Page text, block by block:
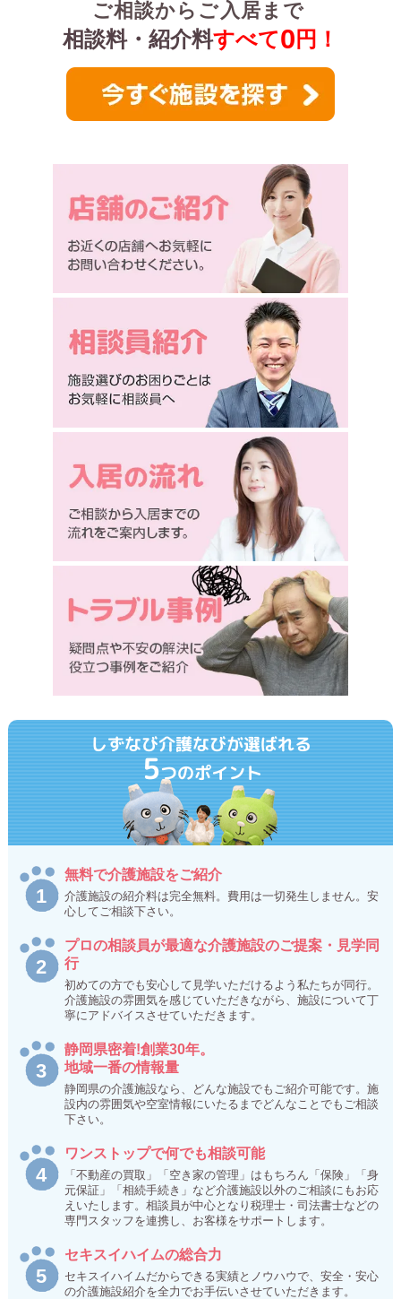
ご相談からご入居まで
相談料・紹介料すべて0 円！
しずなび介護なびが選ばれる
5つのポイント
無料で介護施設をご紹介
介護施設の紹介料は完全無料。費用は一切発生しません。安
心してご相談下さい。
プロの相談員が最適な介護施設のご提案・見学同
行
初めての方でも安心して見学いただけるよう私たちが同行。
介護施設の雰囲気を感じていただきながら、施設について丁
寧にアドバイスさせていただきます。
静岡県密着!創業30年。
地域一番の情報量
静岡県の介護施設なら、どんな施設でもご紹介可能です。施
設内の雰囲気や空室情報にいたるまでどんなことでもご相談
下さい。
ワンストップで何でも相談可能
「不動産の買取」「空き家の管理」はもちろん「保険」「身
元保証」「相続手続き」など介護施設以外のご相談にもお応
えいたします。相談員が中心となり税理士・司法書士などの
専門スタッフを連携し、お客様をサポートします。
セキスイハイムの総合力
セキスイハイムだからできる実績とノウハウで、安全・安心
の介護施設紹介を全力でお手伝いさせていただきます。